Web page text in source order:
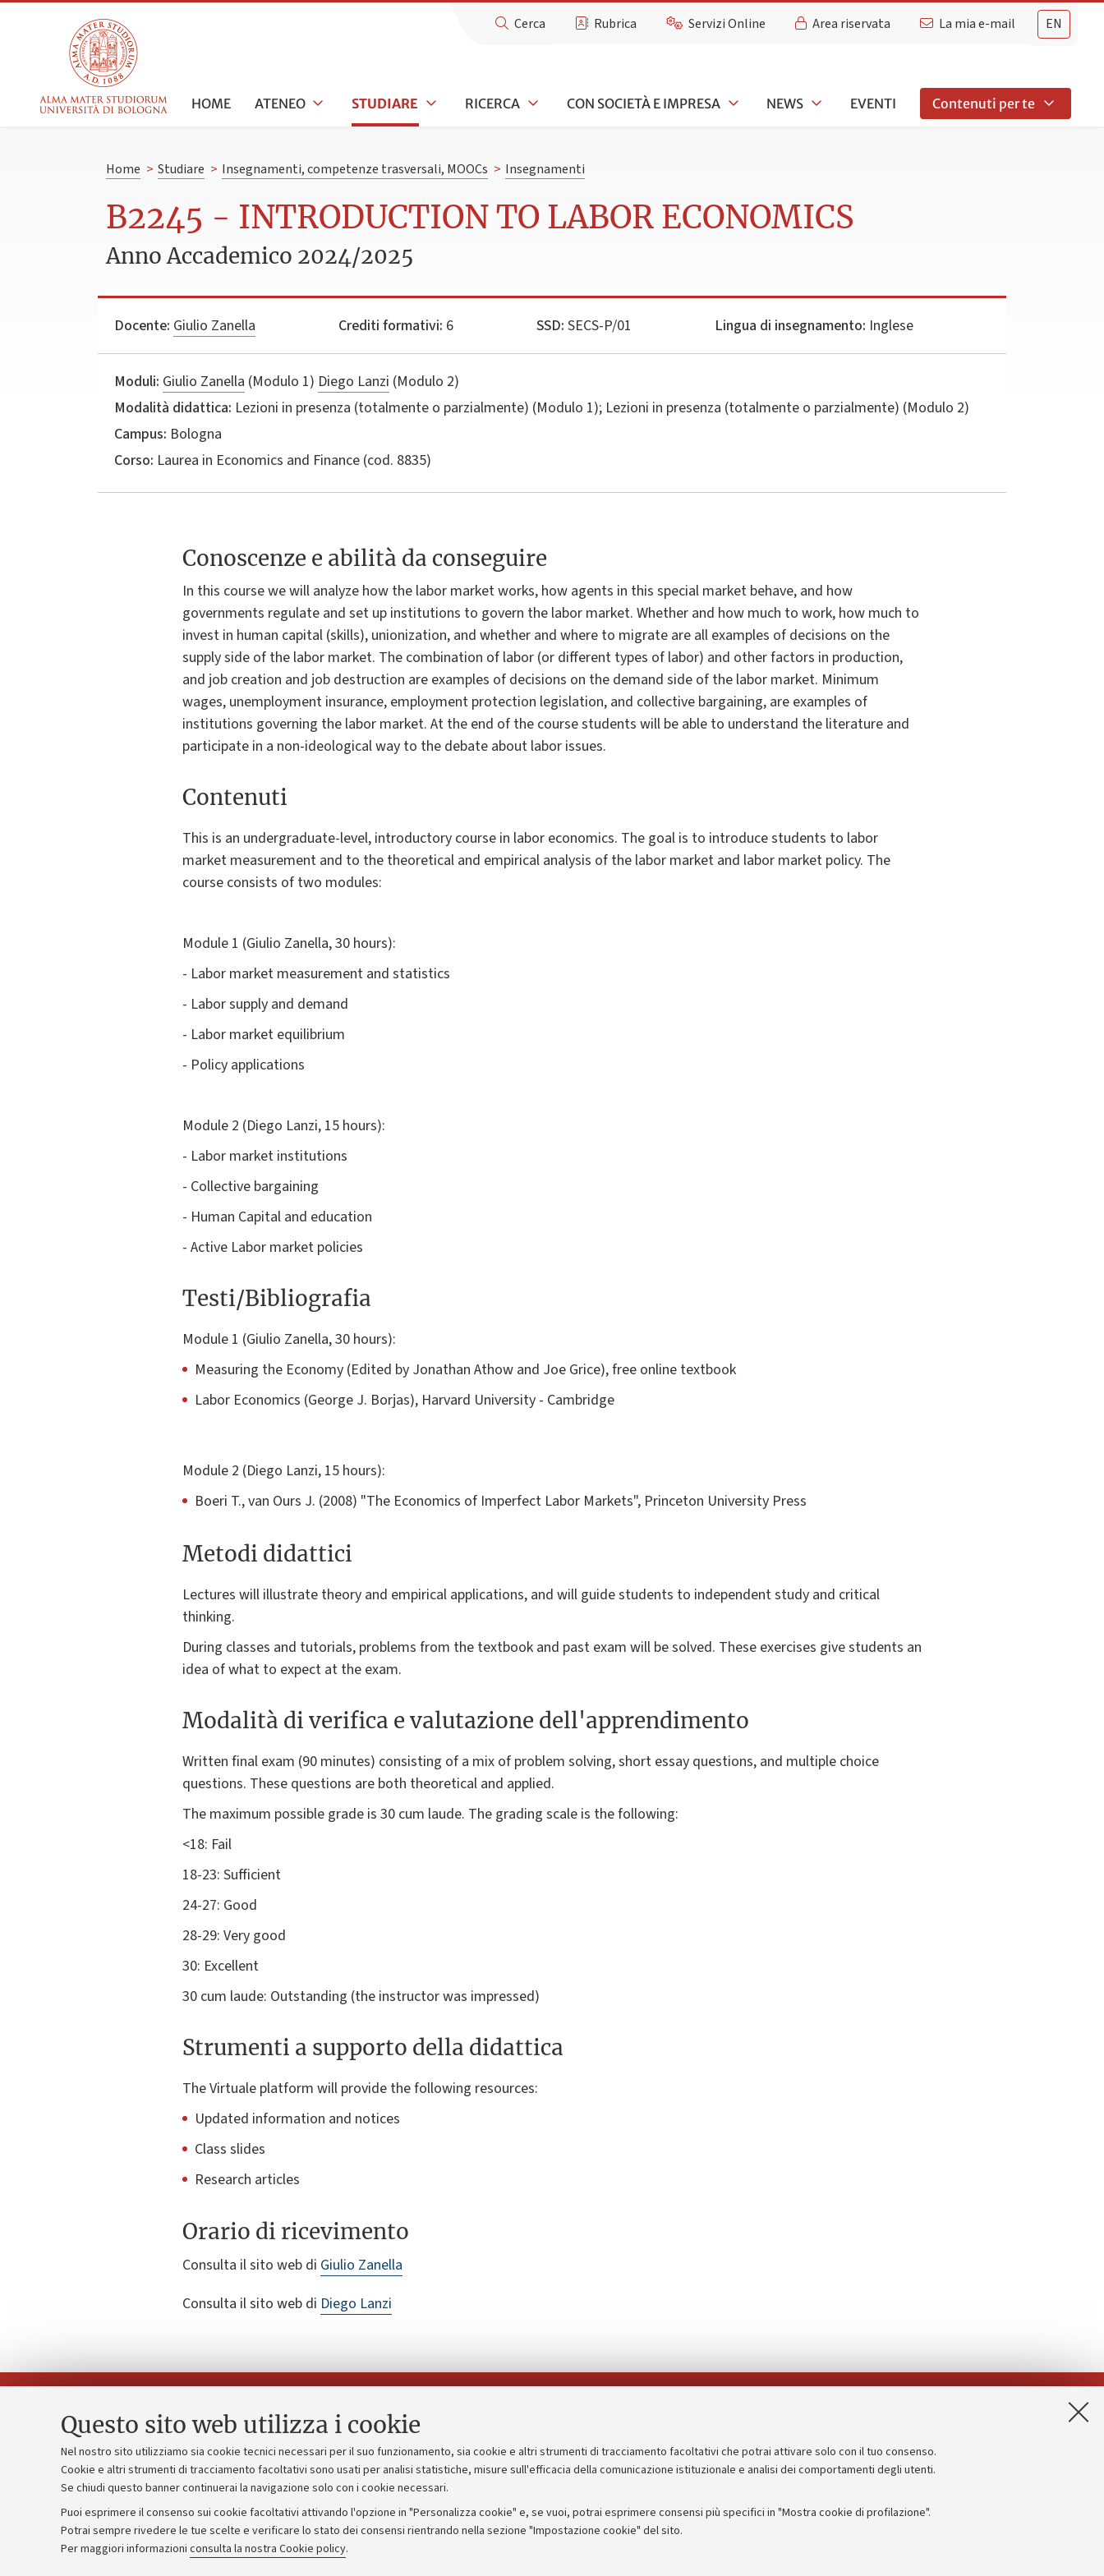
Questo sito web utilizza i cookie
Nel nostro sito utilizziamo sia cookie tecnici necessari per il suo funzionamento, sia cookie e altri strumenti di tracciamento facoltativi che potrai attivare solo con il tuo consenso.
Cookie e altri strumenti di tracciamento facoltativi sono usati per analisi statistiche, misure sull'efficacia della comunicazione istituzionale e analisi dei comportamenti degli utenti.
Se chiudi questo banner continuerai la navigazione solo con i cookie necessari.
Puoi esprimere il consenso sui cookie facoltativi attivando l'opzione in "Personalizza cookie" e, se vuoi, potrai esprimere consensi più specifici in "Mostra cookie di profilazione".
Potrai sempre rivedere le tue scelte e verificare lo stato dei consensi rientrando nella sezione "Impostazione cookie" del sito.
Per maggiori informazioni consulta la nostra Cookie policy.
EN
Cerca Rubrica Servizi Online Area riservata La mia e-mail
HOME ATENEO STUDIARE RICERCA CON SOCIETÀ E IMPRESA NEWS EVENTI Contenuti per te
Home > Studiare > Insegnamenti, competenze trasversali, MOOCs > Insegnamenti
B2245 - INTRODUCTION TO LABOR ECONOMICS
Anno Accademico 2024/2025
Docente: Giulio Zanella Crediti formativi: 6 SSD: SECS-P/01 Lingua di insegnamento: Inglese
Moduli: Giulio Zanella (Modulo 1) Diego Lanzi (Modulo 2)
Modalità didattica: Lezioni in presenza (totalmente o parzialmente) (Modulo 1); Lezioni in presenza (totalmente o parzialmente) (Modulo 2)
Campus: Bologna
Corso: Laurea in Economics and Finance (cod. 8835)
Conoscenze e abilità da conseguire
In this course we will analyze how the labor market works, how agents in this special market behave, and how
governments regulate and set up institutions to govern the labor market. Whether and how much to work, how much to
invest in human capital (skills), unionization, and whether and where to migrate are all examples of decisions on the
supply side of the labor market. The combination of labor (or different types of labor) and other factors in production,
and job creation and job destruction are examples of decisions on the demand side of the labor market. Minimum
wages, unemployment insurance, employment protection legislation, and collective bargaining, are examples of
institutions governing the labor market. At the end of the course students will be able to understand the literature and
participate in a non-ideological way to the debate about labor issues.
Contenuti
This is an undergraduate-level, introductory course in labor economics. The goal is to introduce students to labor
market measurement and to the theoretical and empirical analysis of the labor market and labor market policy. The
course consists of two modules:
Module 1 (Giulio Zanella, 30 hours):
- Labor market measurement and statistics
- Labor supply and demand
- Labor market equilibrium
- Policy applications
Module 2 (Diego Lanzi, 15 hours):
- Labor market institutions
- Collective bargaining
- Human Capital and education
- Active Labor market policies
Testi/Bibliografia
Module 1 (Giulio Zanella, 30 hours):
Measuring the Economy (Edited by Jonathan Athow and Joe Grice), free online textbook
Labor Economics (George J. Borjas), Harvard University - Cambridge
Module 2 (Diego Lanzi, 15 hours):
Boeri T., van Ours J. (2008) "The Economics of Imperfect Labor Markets", Princeton University Press
Metodi didattici
Lectures will illustrate theory and empirical applications, and will guide students to independent study and critical
thinking.
During classes and tutorials, problems from the textbook and past exam will be solved. These exercises give students an
idea of what to expect at the exam.
Modalità di verifica e valutazione dell'apprendimento
Written final exam (90 minutes) consisting of a mix of problem solving, short essay questions, and multiple choice
questions. These questions are both theoretical and applied.
The maximum possible grade is 30 cum laude. The grading scale is the following:
<18: Fail
18-23: Sufficient
24-27: Good
28-29: Very good
30: Excellent
30 cum laude: Outstanding (the instructor was impressed)
Strumenti a supporto della didattica
The Virtuale platform will provide the following resources:
Updated information and notices
Class slides
Research articles
Orario di ricevimento
Consulta il sito web di Giulio Zanella
Consulta il sito web di Diego Lanzi
Contatti e PEC
Uffici dell'amministrazione generale
Lavora con noi
Alumni community
Piano strategico
Bilanci
Donazioni e 5x1000
Merchandising - UniboStore
Bandi, gare e concorsi
Amministrazione trasparente
Informazioni sul sito e accessibilità
Privacy e note legali